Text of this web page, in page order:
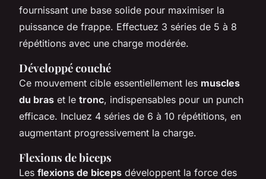
fournissant une base solide pour maximiser la
puissance de frappe. Effectuez 3 séries de 5 à 8
répétitions avec une charge modérée.
Développé couché
Ce mouvement cible essentiellement les muscles
du bras et le tronc, indispensables pour un punch
efficace. Incluez 4 séries de 6 à 10 répétitions, en
augmentant progressivement la charge.
Flexions de biceps
Les flexions de biceps développent la force des